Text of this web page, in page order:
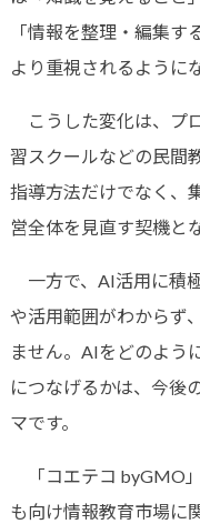
「情報を整理・編集
より重視されるように
こうした変化は、プ
習スクールなどの民間
指導方法だけでなく、
営全体を見直す契機と
一方で、AI活用に積
や活用範囲がわからず
ません。AIをどのよう
につなげるかは、今後
マです。
「コエテコ byGMO
も向け情報教育市場に